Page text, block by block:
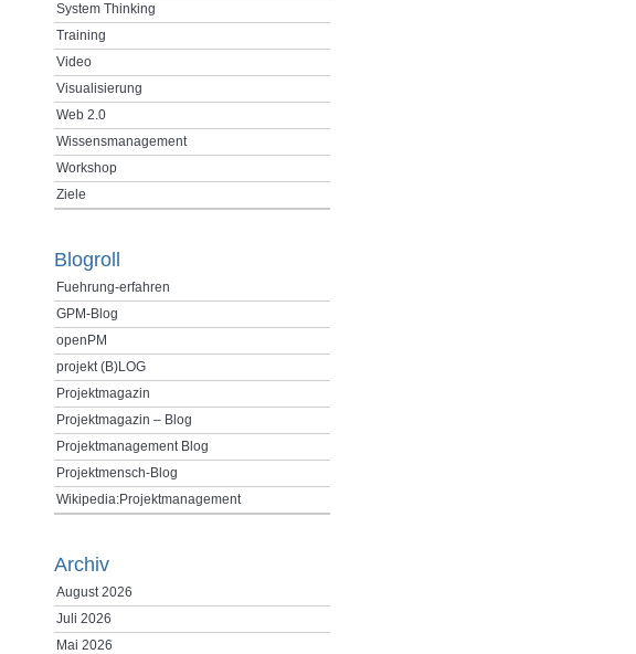
System Thinking
Training
Video
Visualisierung
Web 2.0
Wissensmanagement
Workshop
Ziele
Blogroll
Fuehrung-erfahren
GPM-Blog
openPM
projekt (B)LOG
Projektmagazin
Projektmagazin – Blog
Projektmanagement Blog
Projektmensch-Blog
Wikipedia:Projektmanagement
Archiv
August 2026
Juli 2026
Mai 2026